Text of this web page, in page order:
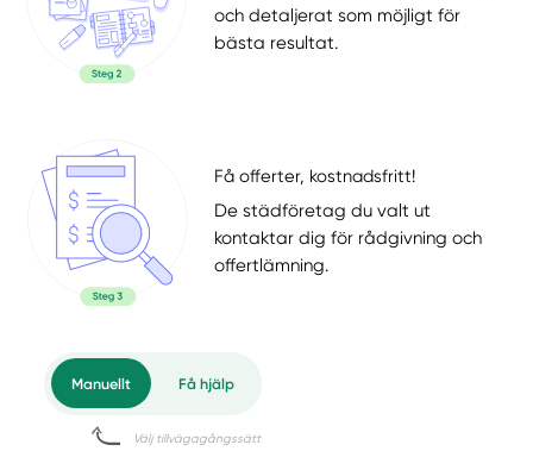
och detaljerat som möjligt för
bästa resultat.
Få offerter, kostnadsfritt!
De städföretag du valt ut
kontaktar dig för rådgivning och
offertlämning.